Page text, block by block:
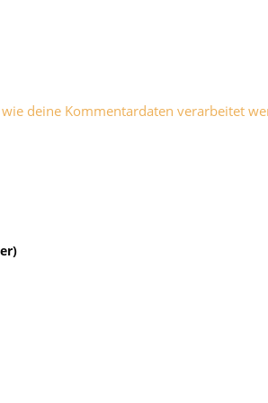
wie deine Kommentardaten verarbeitet